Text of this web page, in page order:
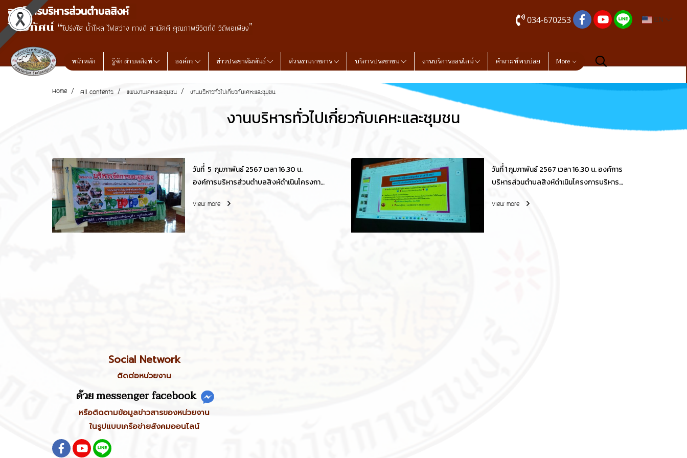
องค์การบริหารส่วนตำบลสิงห์
วิสัยทัศน์ “โปร่งใส น้ำไหล ไฟสว่าง ทางดี สามัคคี คุณภาพชีวิตที่ดี วิถีพอเพียง” 034-670253 EN
หน้าหลัก รู้จัก ตำบลสิงห์ องค์กร ข่าวประชาสัมพันธ์ ส่วนงานราชการ บริการประชาชน งานบริการออนไลน์ คำถามที่พบบ่อย More
Home All contents แผนงานเคหะและชุมชน งานบริหารทั่วไปเกี่ยวกับเคหะและชุมชน
งานบริหารทั่วไปเกี่ยวกับเคหะและชุมชน
วันที่่ 5 กุมภาพันธ์ 2567 เวลา 16.30 น.
องค์การบริหารส่วนตำบลสิงห์ดำเนินโครงการ
2567 ณ หมู่ที่่ 1 บ้านปากกิเลน
View more
วันที่่ 1 กุมภาพันธ์ 2567 เวลา 16.30 น. องค์การ
บริหารส่วนตำบลสิงห์ดำเนินโครงการบริหาร
ณ หมู่ที่่ 5 บ้านพุไม้แดง
View more
Social Network
ติดต่อหน่วยงาน
ด้วย messenger facebook
หรือติดตามข้อมูลข่าวสารของหน่วยงาน
ในรูปแบบเครือข่ายสังคมออนไลน์